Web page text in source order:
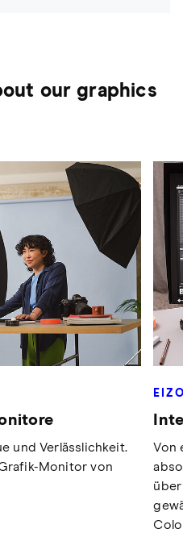
our graphics
und Verlässlichkeit.
Monitor von
Von